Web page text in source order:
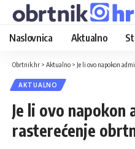
Naslovnica Aktualno
Obrtnik.hr > Aktualno > Je li ovo napokon
AKTUALNO
Je li ovo
rasterećenje